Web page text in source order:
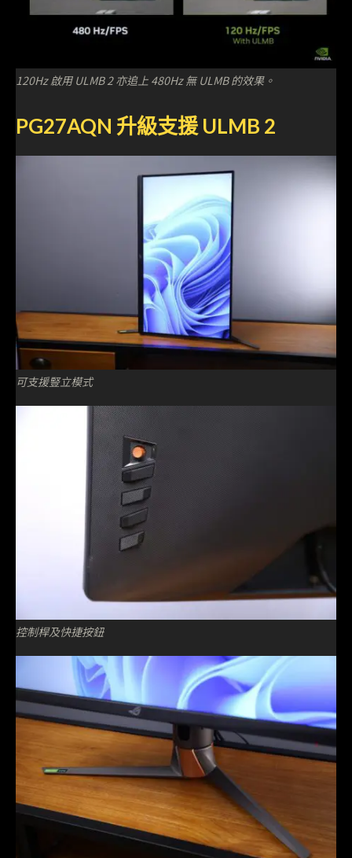
120Hz 啟用 ULMB 2 亦追上 480Hz 無 ULMB 的效果。
PG27AQN 升級支援 ULMB 2
可支援豎立模式
控制桿及快捷按鈕